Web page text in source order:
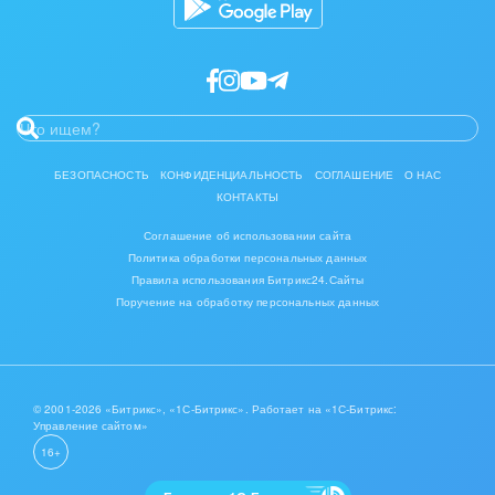
БЕЗОПАСНОСТЬ КОНФИДЕНЦИАЛЬНОСТЬ СОГЛАШЕНИЕ
О НАС
КОНТАКТЫ
Соглашение об использовании сайта
Политика обработки персональных данных
Правила использования Битрикс24.Сайты
Поручение на обработку персональных данных
© 2001-2026 «Битрикс», «1С-Битрикс». Работает на «1С-Битрикс:
Управление сайтом»
16+